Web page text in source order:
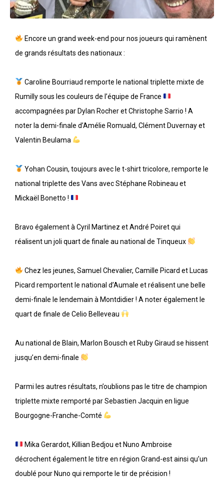
Encore un grand week-end pour nos joueurs qui ramènent
de grands résultats des nationaux :
Caroline Bourriaud remporte le national triplette mixte de
Rumilly sous les couleurs de l’équipe de France
accompagnées par Dylan Rocher et Christophe Sarrio ! A
noter la demi-finale d’Amélie Romuald, Clément Duvernay et
Valentin Beulama
Yohan Cousin, toujours avec le t-shirt tricolore, remporte le
national triplette des Vans avec Stéphane Robineau et
Mickaël Bonetto !
Bravo également à Cyril Martinez et André Poiret qui
réalisent un joli quart de finale au national de Tinqueux
Chez les jeunes, Samuel Chevalier, Camille Picard et Lucas
Picard remportent le national d’Aumale et réalisent une belle
demi-finale le lendemain à Montdidier ! A noter également le
quart de finale de Celio Belleveau
Au national de Blain, Marlon Bousch et Ruby Giraud se hissent
jusqu’en demi-finale
Parmi les autres résultats, n’oublions pas le titre de champion
triplette mixte remporté par Sebastien Jacquin en ligue
Bourgogne-Franche-Comté
Mika Gerardot, Killian Bedjou et Nuno Ambroise
décrochent également le titre en région Grand-est ainsi qu’un
doublé pour Nuno qui remporte le tir de précision !